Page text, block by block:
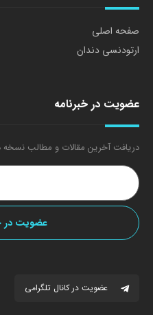
صفحه اصلی
ارتودنسی دندان
عضویت در خبرنامه
دریافت آخرین مقالات و مطالب نسخه
عضویت در کانال تلگرامی